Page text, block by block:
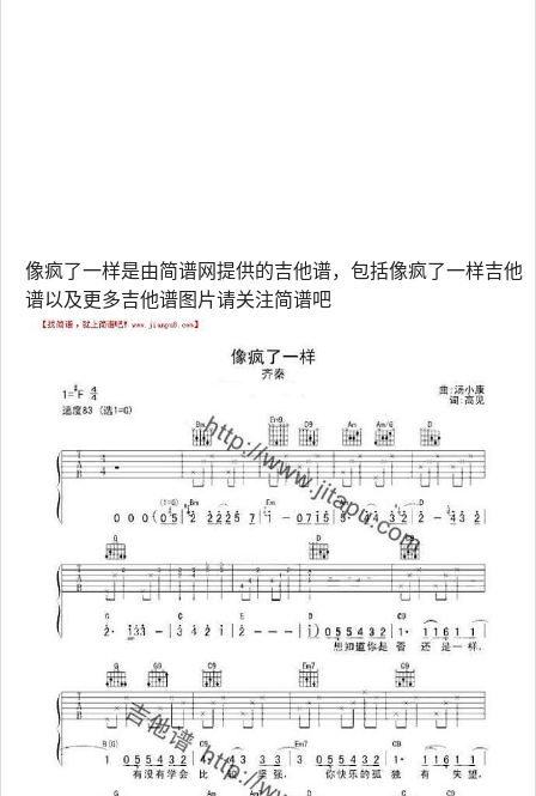
像疯了一样是由简谱网提供的吉他谱，包括像疯了一样吉他
谱以及更多吉他谱图片请关注简谱吧